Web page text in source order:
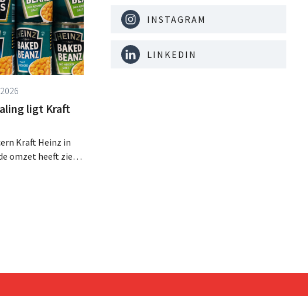
ligt Kraft
Kraft Heinz in
omzet heeft zien
INSTAGRAM
LINKEDIN